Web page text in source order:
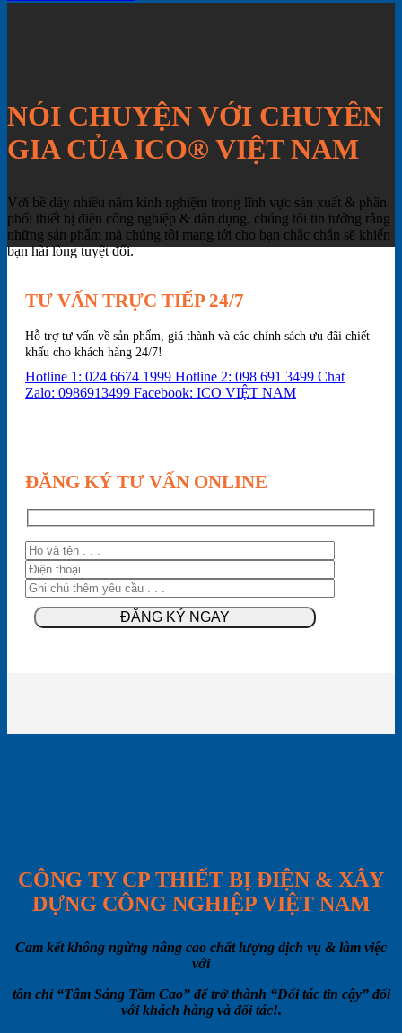
NÓI CHUYỆN VỚI CHUYÊN
GIA CỦA ICO® VIỆT NAM
Với bề dày nhiều năm kinh nghiệm trong lĩnh vực sản xuất & phân
phối thiết bị điện công nghiệp & dân dụng, chúng tôi tin tưởng rằng
những sản phẩm mà chúng tôi mang tới cho bạn chắc chắn sẽ khiến
bạn hài lòng tuyệt đối.
TƯ VẤN TRỰC TIẾP 24/7
Hỗ trợ tư vấn về sản phẩm, giá thành và các chính sách ưu đãi chiết
khấu cho khách hàng 24/7!
Hotline 1: 024 6674 1999 Hotline 2: 098 691 3499 Chat
Zalo: 0986913499 Facebook: ICO VIỆT NAM
ĐĂNG KÝ TƯ VẤN ONLINE
CÔNG TY CP THIẾT BỊ ĐIỆN & XÂY
DỰNG CÔNG NGHIỆP VIỆT NAM
Cam kết không ngừng nâng cao chất lượng dịch vụ & làm việc
với
tôn chỉ “Tâm Sáng Tầm Cao” để trở thành “Đối tác tin cậy” đối
với khách hàng và đối tác!.